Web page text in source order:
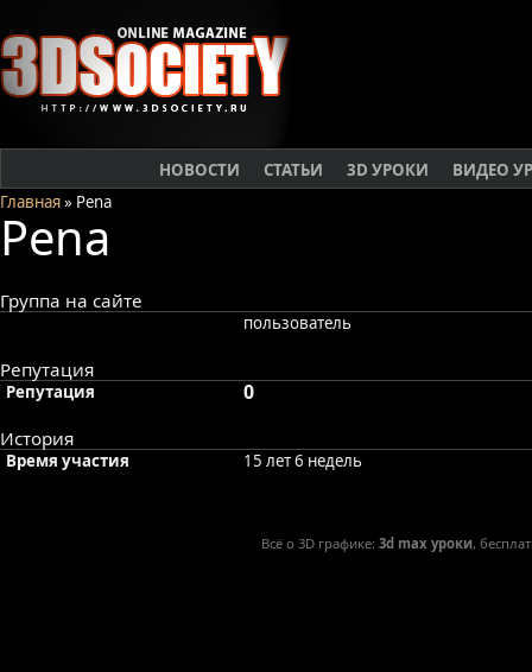
НОВОСТИ СТАТЬИ 3D УРОКИ
ВИДЕО
Главная» Pena
Pena
Группа на сайте
пользователь
Репутация
Репутация 0
История
Время участия 15 лет 6 недель
Всё о 3D графике:3d max уроки,